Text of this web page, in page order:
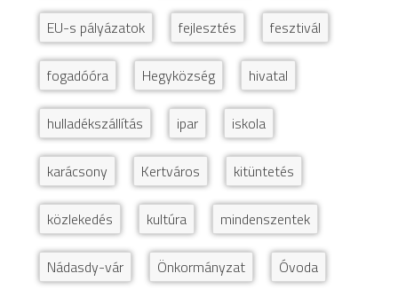
EU-s pályázatok fejlesztés fesztivál
fogadóóra Hegyközség hivatal
hulladékszállítás ipar iskola
karácsony Kertváros kitüntetés
közlekedés kultúra mindenszentek
Nádasdy-vár Önkormányzat Óvoda